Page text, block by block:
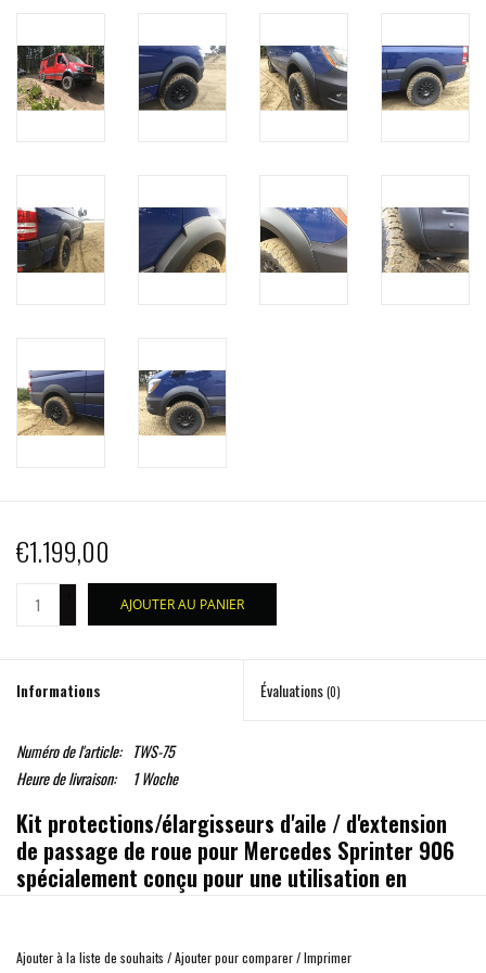
€1.199,00
AJOUTER AU PANIER
Informations Évaluations(0)
Numéro de l'article: TWS-75
Heure de livraison:
1 Woche
Kit protections/élargisseurs d'aile / d'extension
de passage de roue pour Mercedes Sprinter 906
spécialement conçu pour une utilisation en
combinaison avec de gros pneus.
Ajouter à la liste de souhaits /Ajouter pour comparer/Imprimer